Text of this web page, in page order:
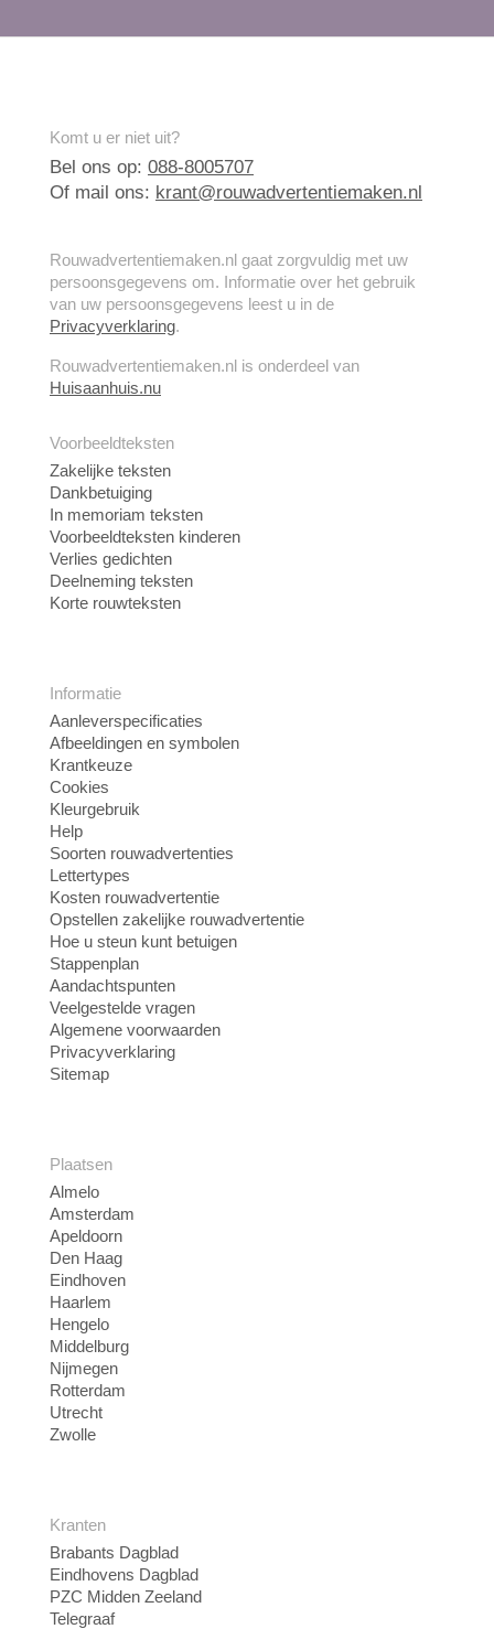
Komt u er niet uit?
Bel ons op: 088-8005707
Of mail ons: krant@rouwadvertentiemaken.nl
Rouwadvertentiemaken.nl gaat zorgvuldig met uw
persoonsgegevens om. Informatie over het gebruik
van uw persoonsgegevens leest u in de
Privacyverklaring.
Rouwadvertentiemaken.nl is onderdeel van
Huisaanhuis.nu
Voorbeeldteksten
Zakelijke teksten
Dankbetuiging
In memoriam teksten
Voorbeeldteksten kinderen
Verlies gedichten
Deelneming teksten
Korte rouwteksten
Informatie
Aanleverspecificaties
Afbeeldingen en symbolen
Krantkeuze
Cookies
Kleurgebruik
Help
Soorten rouwadvertenties
Lettertypes
Kosten rouwadvertentie
Opstellen zakelijke rouwadvertentie
Hoe u steun kunt betuigen
Stappenplan
Aandachtspunten
Veelgestelde vragen
Algemene voorwaarden
Privacyverklaring
Sitemap
Plaatsen
Almelo
Amsterdam
Apeldoorn
Den Haag
Eindhoven
Haarlem
Hengelo
Middelburg
Nijmegen
Rotterdam
Utrecht
Zwolle
Kranten
Brabants Dagblad
Eindhovens Dagblad
PZC Midden Zeeland
Telegraaf